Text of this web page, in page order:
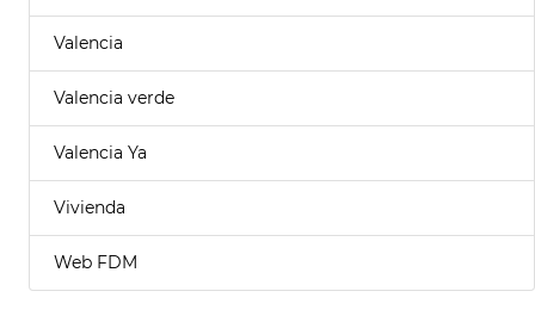
Valencia
Valencia verde
Valencia Ya
Vivienda
Web FDM